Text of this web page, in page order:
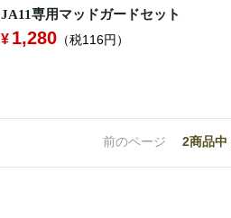
JA11専用マッドガードセット
1,280（税116円）
前のページ 2商品中